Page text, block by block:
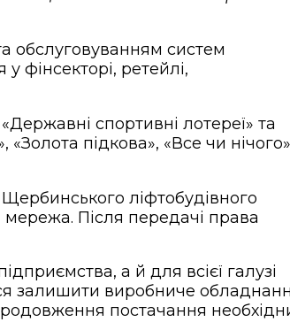
обслуговуванням систем
фінсекторі, ретейлі,
спортивні лотереї» та
підкова», «Все чи
ліфтобудівного
мережа. Після передачі права
а й для всієї галузі
залишити виробниче
постачання